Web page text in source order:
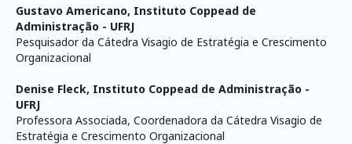
Gustavo Americano, Instituto Coppead de
Administração - UFRJ
Pesquisador da Cátedra Visagio de Estratégia e Crescimento
Organizacional
Denise Fleck, Instituto Coppead de Administração -
UFRJ
Professora Associada, Coordenadora da Cátedra Visagio de
Estratégia e Crescimento Organizacional